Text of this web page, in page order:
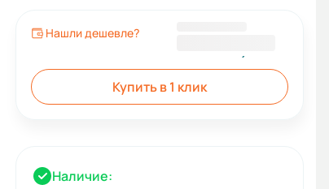
Нашли дешевле?
Купить в 1 клик
Наличие: